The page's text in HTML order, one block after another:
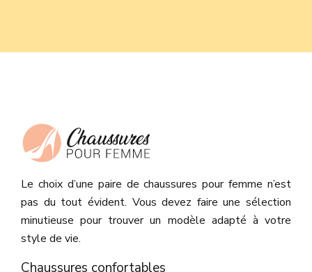
Le choix d’une paire de chaussures pour femme n’est
pas du tout évident. Vous devez faire une sélection
minutieuse pour trouver un modèle adapté à votre
style de vie.
Chaussures confortables